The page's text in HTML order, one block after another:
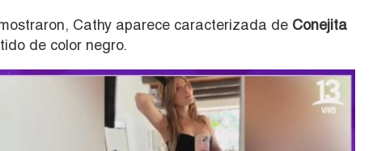
Cathy aparece caracterizada de Conejita
de color negro.